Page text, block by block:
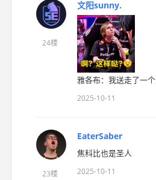
24楼
文阳sunny.
雅各布：我送走了一
2025-10-11
23楼
EaterSaber
焦科比也是圣人
2025-10-11